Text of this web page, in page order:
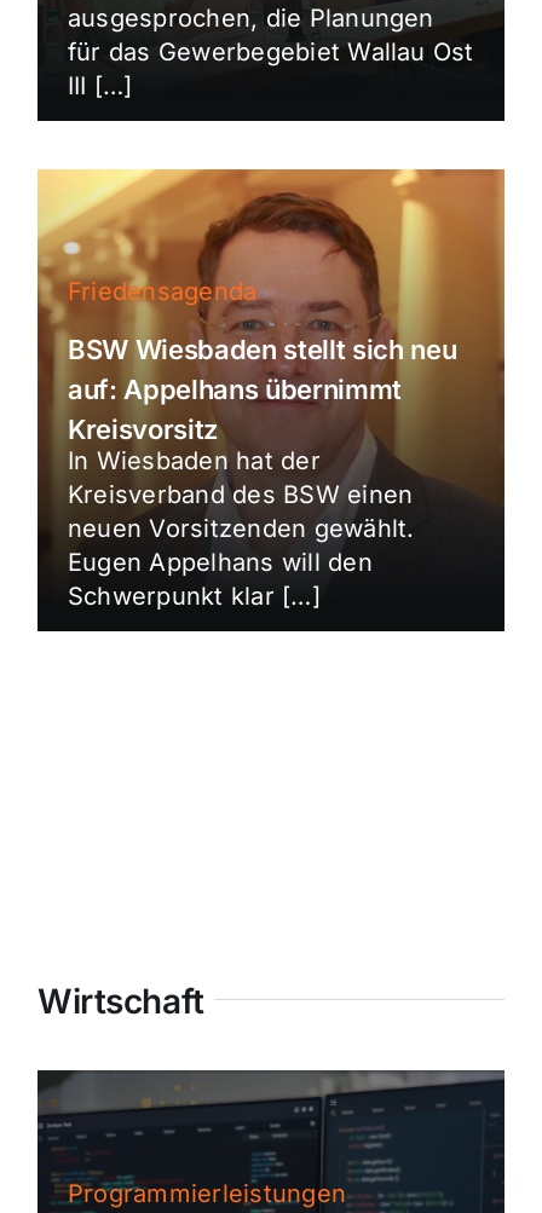
ausgesprochen, die Planungen
für das Gewerbegebiet Wallau Ost
III […]
Friedensagenda
BSW Wiesbaden stellt sich neu
auf: Appelhans übernimmt
Kreisvorsitz
In Wiesbaden hat der
Kreisverband des BSW einen
neuen Vorsitzenden gewählt.
Eugen Appelhans will den
Schwerpunkt klar […]
Wirtschaft
Programmierleistungen